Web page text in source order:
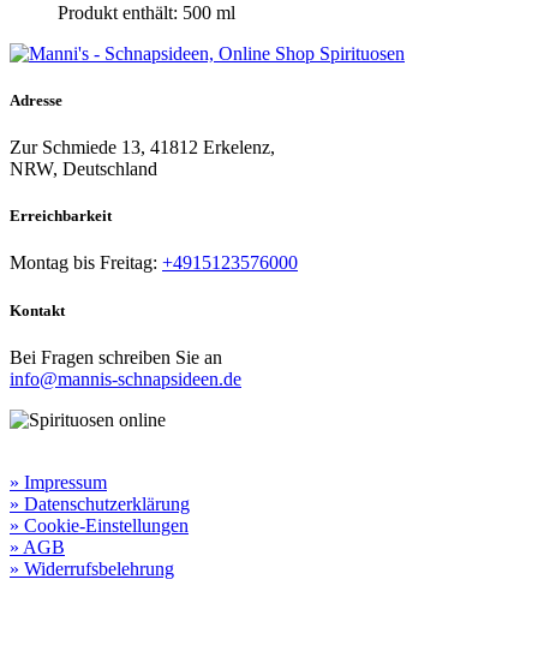
Produkt enthält: 500 ml
Adresse
Zur Schmiede 13, 41812 Erkelenz,
NRW, Deutschland
Erreichbarkeit​
Montag bis Freitag: +4915123576000
Kontakt
Bei Fragen schreiben Sie an
info@mannis-schnapsideen.de
» Impressum
» Datenschutzerklärung
» Cookie-Einstellungen
» AGB
» Widerrufsbelehrung